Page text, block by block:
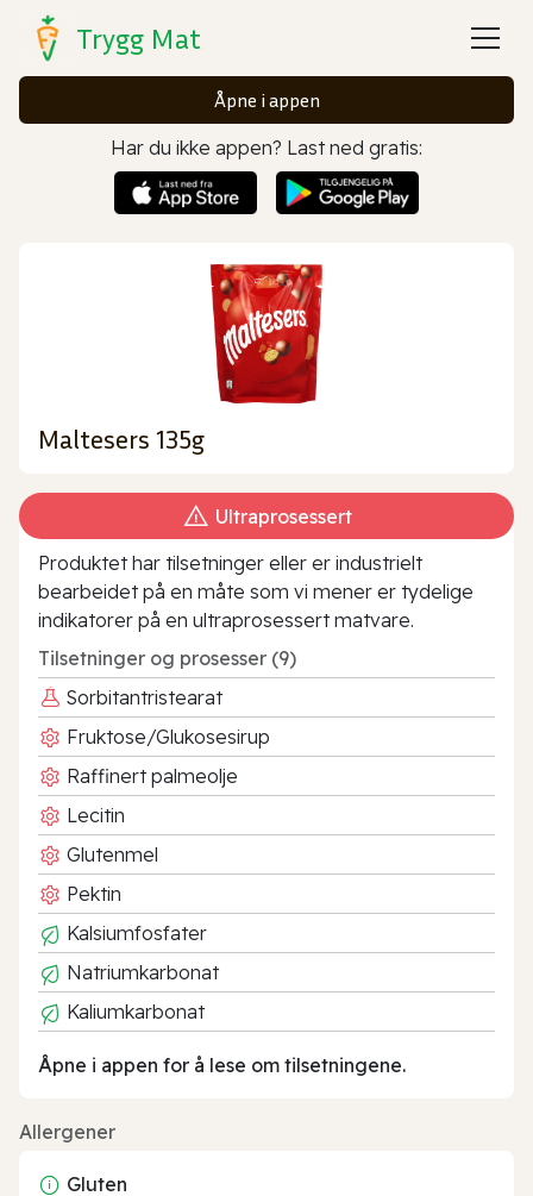
Trygg Mat
Åpne i appen
Har du ikke appen? Last ned gratis:
Maltesers 135g
Ultraprosessert
Produktet har tilsetninger eller er industrielt
bearbeidet på en måte som vi mener er tydelige
indikatorer på en ultraprosessert matvare.
Tilsetninger og prosesser (9)
Sorbitantristearat
Fruktose/Glukosesirup
Raffinert palmeolje
Lecitin
Glutenmel
Pektin
Kalsiumfosfater
Natriumkarbonat
Kaliumkarbonat
Åpne i appen for å lese om tilsetningene.
Allergener
Gluten